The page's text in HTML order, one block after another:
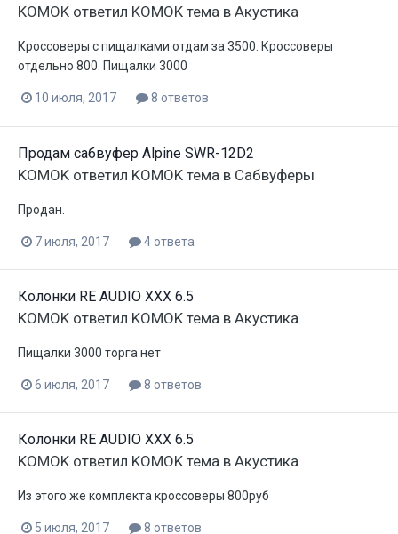
KOMOK ответил KOMOK тема в Акустика
Кроссоверы с пищалками отдам за 3500. Кроссоверы
отдельно 800. Пищалки 3000
10 июля, 2017 8 ответов
Продам сабвуфер Alpine SWR-12D2
KOMOK ответил KOMOK тема в Сабвуферы
Продан.
7 июля, 2017 4 ответа
Колонки RE AUDIO XXX 6.5
KOMOK ответил KOMOK тема в Акустика
Пищалки 3000 торга нет
6 июля, 2017 8 ответов
Колонки RE AUDIO XXX 6.5
KOMOK ответил KOMOK тема в Акустика
Из этого же комплекта кроссоверы 800руб
5 июля, 2017 8 ответов